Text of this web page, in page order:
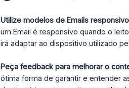
Utilize modelos de Emails
um Email é responsivo quando o
irá adaptar ao dispositivo utilizado
Peça feedback para melhorar o
ótima forma de garantir e entender